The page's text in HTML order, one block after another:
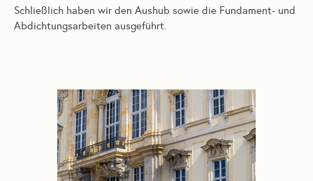
Schließlich haben wir den Aushub sowie die Fundament- und
Abdichtungsarbeiten ausgeführt.